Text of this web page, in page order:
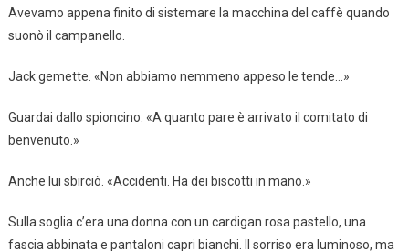
Avevamo appena finito di sistemare la macchina del caffè quando
suonò il campanello.
Jack gemette. «Non abbiamo nemmeno appeso le tende…»
Guardai dallo spioncino. «A quanto pare è arrivato il comitato di
benvenuto.»
Anche lui sbirciò. «Accidenti. Ha dei biscotti in mano.»
Sulla soglia c’era una donna con un cardigan rosa pastello, una
fascia abbinata e pantaloni capri bianchi. Il sorriso era luminoso, ma